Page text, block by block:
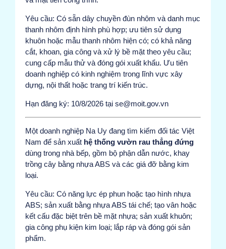
Yêu cầu: Có sẵn dây chuyền đùn nhôm và danh mục
thanh nhôm định hình phù hợp; ưu tiên sử dụng
khuôn hoặc mẫu thanh nhôm hiện có; có khả năng
cắt, khoan, gia công và xử lý bề mặt theo yêu cầu;
cung cấp mẫu thử và đóng gói xuất khẩu. Ưu tiên
doanh nghiệp có kinh nghiệm trong lĩnh vực xây
dựng, nội thất hoặc trang trí kiến trúc.
Hạn đăng ký: 10/8/2026 tại se@moit.gov.vn
Một doanh nghiệp Na Uy đang tìm kiếm đối tác Việt
Nam để sản xuất hệ thống vườn rau thẳng đứng
dùng trong nhà bếp, gồm bộ phận dẫn nước, khay
trồng cây bằng nhựa ABS và các giá đỡ bằng kim
loại.
Yêu cầu: Có năng lực ép phun hoặc tạo hình nhựa
ABS; sản xuất bằng nhựa ABS tái chế; tạo vân hoặc
kết cấu đặc biệt trên bề mặt nhựa; sản xuất khuôn;
gia công phụ kiện kim loại; lắp ráp và đóng gói sản
phẩm.